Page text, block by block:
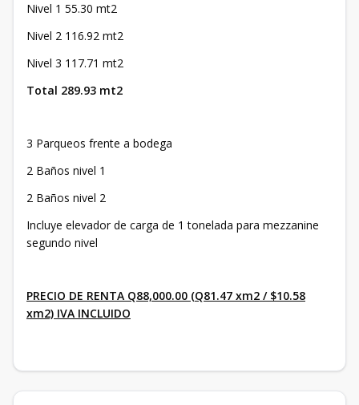
Nivel 1 55.30 mt2
Nivel 2 116.92 mt2
Nivel 3 117.71 mt2
Total 289.93 mt2
3 Parqueos frente a bodega
2 Baños nivel 1
2 Baños nivel 2
Incluye elevador de carga de 1 tonelada para mezzanine
segundo nivel
PRECIO DE RENTA Q88,000.00 (Q81.47 xm2 / $10.58
xm2) IVA INCLUIDO